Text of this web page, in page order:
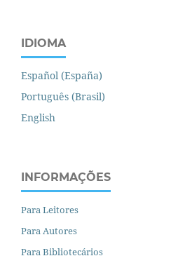
IDIOMA
Español (España)
Português (Brasil)
English
INFORMAÇÕES
Para Leitores
Para Autores
Para Bibliotecários